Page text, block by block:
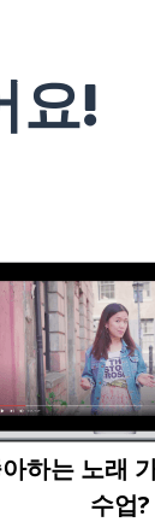
요!
하는 노래
수업?